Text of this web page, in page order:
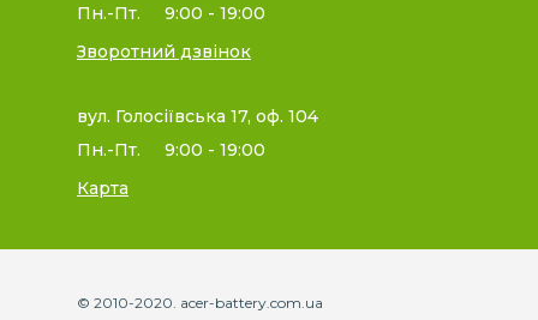
Пн.-Пт.
9:00 - 19:00
Зворотний дзвінок
вул. Голосіївська 17, оф. 104
Пн.-Пт.
9:00 - 19:00
Карта
© 2010-2020. acer-battery.com.ua